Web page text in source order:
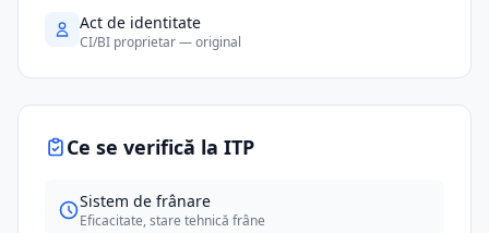
Act de identitate
CI/BI proprietar — original
Ce se verifică la ITP
Sistem de frânare
Eficacitate, stare tehnică frâne